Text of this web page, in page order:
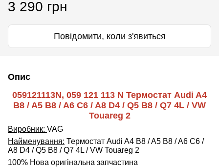
3 290 грн
Повідомити, коли з'явиться
Опис
059121113N, 059 121 113 N Термостат Audi A4
B8 / A5 B8 / A6 C6 / A8 D4 / Q5 B8 / Q7 4L / VW
Touareg 2
Виробник: VAG
Найменування: Термостат Audi A4 B8 / A5 B8 / A6 C6 /
A8 D4 / Q5 B8 / Q7 4L / VW Touareg 2
100% Нова оригінальна запчастина